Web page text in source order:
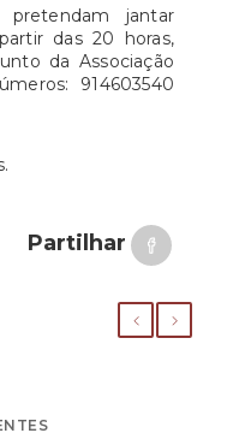
jantar
das 20 horas,
da Associação
914603540
Partilhar